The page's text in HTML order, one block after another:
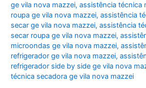
ge vila nova mazzei,assistência técnica
roupa ge vila nova mazzei,assistência
secar ge vila nova mazzei,assistência
secar roupa ge vila nova mazzei,
microondas ge vila nova mazzei,
refrigerador ge vila nova mazzei,
refrigerador side by side ge vila nova
técnica secadora ge vila nova mazzei